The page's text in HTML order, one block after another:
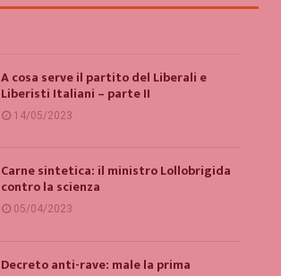
A cosa serve il partito del Liberali e
Liberisti Italiani – parte II
14/05/2023
Carne sintetica: il ministro Lollobrigida
contro la scienza
05/04/2023
Decreto anti-rave: male la prima